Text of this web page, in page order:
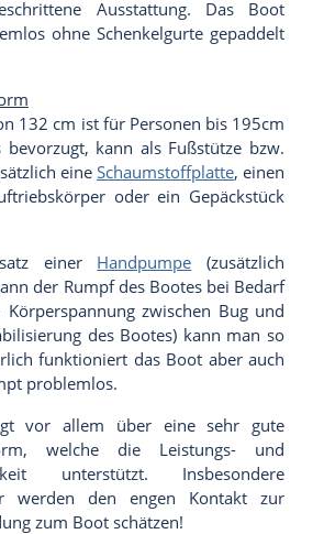
Ausstattung. Das Boot
ohne Schenkelgurte gepaddelt
132 cm ist für Personen bis 195cm
bevorzugt, kann als Fußstütze bzw.
eine Schaumstoffplatte, einen
oder ein Gepäckstück
einer Handpumpe (zusätzlich
der Rumpf des Bootes bei Bedarf
zwischen Bug und
des Bootes) kann man so
funktioniert das Boot aber auch
problemlos.
vor allem über eine sehr gute
welche die Leistungs- und
unterstützt. Insbesondere
werden den engen Kontakt zur
zum Boot schätzen!